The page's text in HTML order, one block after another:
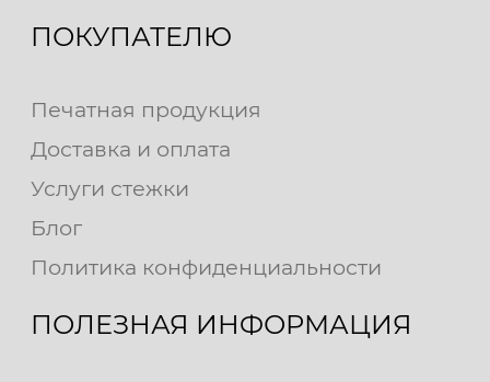
ПОКУПАТЕЛЮ
Печатная продукция
Доставка и оплата
Услуги стежки
Блог
Политика конфиденциальности
ПОЛЕЗНАЯ ИНФОРМАЦИЯ